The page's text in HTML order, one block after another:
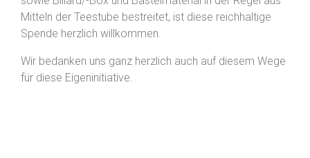
Mitteln der Teestube bestreitet, ist diese reichhaltige
Spende herzlich willkommen.
Wir bedanken uns ganz herzlich auch auf diesem Wege
für diese Eigeninitiative.